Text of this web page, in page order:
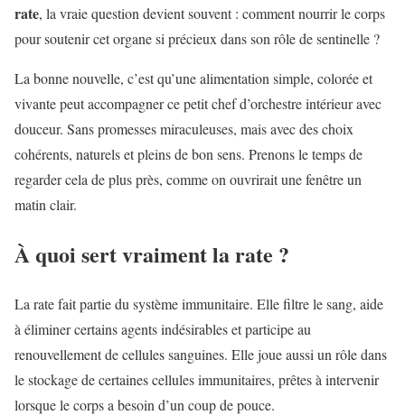
rate, la vraie question devient souvent : comment nourrir le corps
pour soutenir cet organe si précieux dans son rôle de sentinelle ?
La bonne nouvelle, c’est qu’une alimentation simple, colorée et
vivante peut accompagner ce petit chef d’orchestre intérieur avec
douceur. Sans promesses miraculeuses, mais avec des choix
cohérents, naturels et pleins de bon sens. Prenons le temps de
regarder cela de plus près, comme on ouvrirait une fenêtre un
matin clair.
À quoi sert vraiment la rate ?
La rate fait partie du système immunitaire. Elle filtre le sang, aide
à éliminer certains agents indésirables et participe au
renouvellement de cellules sanguines. Elle joue aussi un rôle dans
le stockage de certaines cellules immunitaires, prêtes à intervenir
lorsque le corps a besoin d’un coup de pouce.